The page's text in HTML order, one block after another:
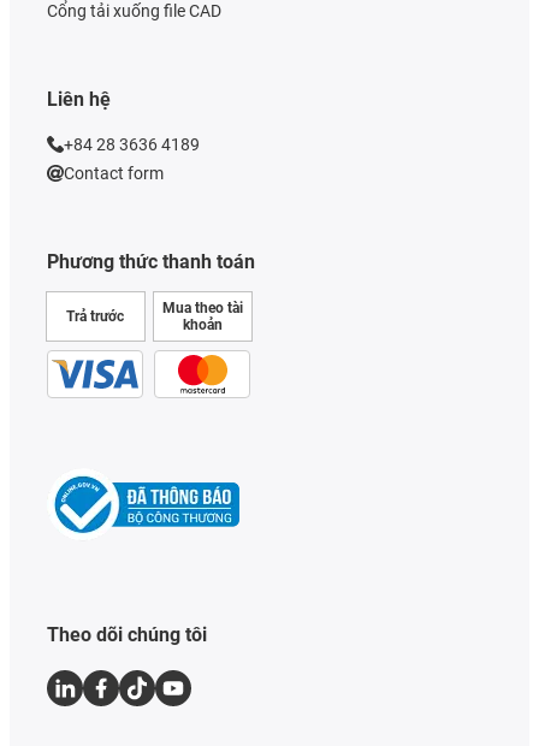
Phương thức thanh toán
Trả trước
Mua theo tài
khoản
Cổng tải xuống file CAD
Liên hệ
+84 28 3636 4189
Contact form
Theo dõi chúng tôi